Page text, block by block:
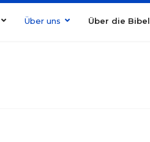
Über uns Über die Bibel